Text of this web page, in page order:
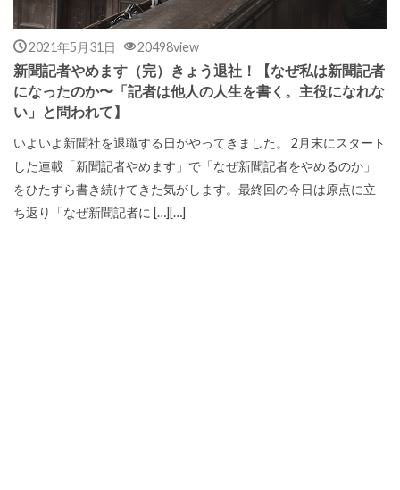
2021年5月31日 20498view
新聞記者やめます（完）きょう退社！【なぜ私は新聞記者
になったのか〜「記者は他人の人生を書く。主役になれな
い」と問われて】
いよいよ新聞社を退職する日がやってきました。 2月末にスタート
した連載「新聞記者やめます」で「なぜ新聞記者をやめるのか」
をひたすら書き続けてきた気がします。最終回の今日は原点に立
ち返り「なぜ新聞記者に […][…]